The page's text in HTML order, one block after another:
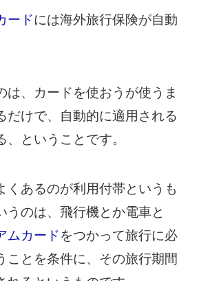
ードには海外旅行保険が自動
は、カードを使おうが使うま
だけで、自動的に適用される
ということです。
くあるのが利用付帯というも
うのは、飛行機とか電車と
ムカードをつかって旅行に必
ことを条件に、その旅行期間